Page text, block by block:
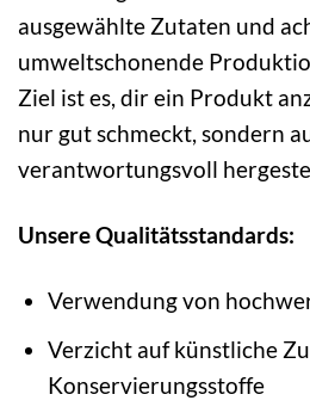
ausgewählte Zutaten und
umweltschonende
Ziel ist es, dir ein Produkt
nur gut schmeckt, sondern
verantwortungsvoll
Unsere Qualitätsstandards:
Verwendung von
Verzicht auf künstliche
Konservierungsstoffe